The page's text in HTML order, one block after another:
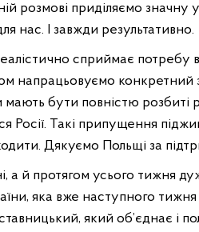
розмові приділяємо значну
нас. І завжди результативно.
сприймає потребу
напрацьовуємо конкретний
мають бути повністю розбиті
Росії. Такі припущення
Дякуємо Польщі за
а й протягом усього тижня
яка вже наступного
який об’єднає і